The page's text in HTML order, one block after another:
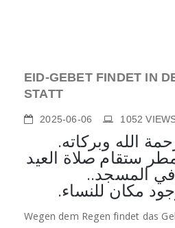
EID-GEBET FINDET IN
STATT
2025-06-06 1052
الله وبركاته.
ستقام صلاة العيد
في المسجد..
مكان للنساء.
Wegen dem Regen findet das